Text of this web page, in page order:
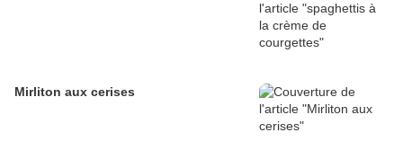
Mirliton aux cerises